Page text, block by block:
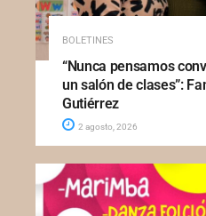
BOLETINES
“Nunca pensamos
un salón de clases”:
Gutiérrez
2 agosto, 2026